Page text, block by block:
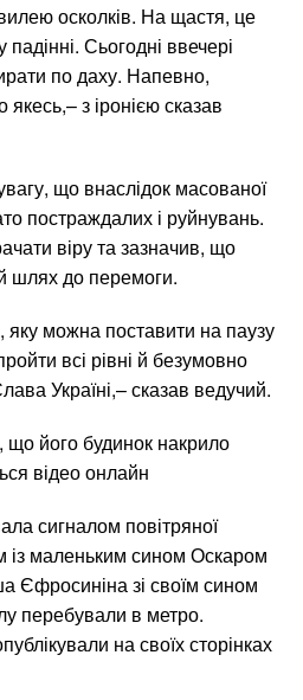
осколків. На щастя, це
Сьогодні ввечері
по даху. Напевно,
з іронією сказав
що внаслідок масованої
постраждалих і руйнувань.
віру та зазначив, що
шлях до перемоги.
можна поставити на паузу
всі рівні й безумовно
Україні,– сказав ведучий.
його будинок накрило
відео онлайн
сигналом повітряної
із маленьким сином Оскаром
Єфросиніна зі своїм сином
перебували в метро.
на своїх сторінках